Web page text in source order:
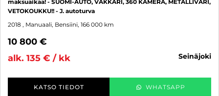
maksuaikaa! - SUOMI-AUTO, VAKKARI, 360 KAMERA, METALLIVÄRI,
VETOKOUKKU!! - J. autoturva
2018 , Manuaali, Bensiini, 166 000 km
10 800 €
alk. 135 € / kk
seinäjoki
KATSO TIEDOT WHATSAPP